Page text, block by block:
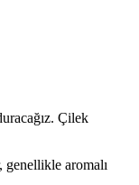
Çilek
genellikle aromalı